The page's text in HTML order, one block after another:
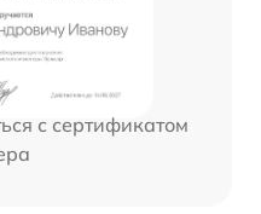
с сертификатом